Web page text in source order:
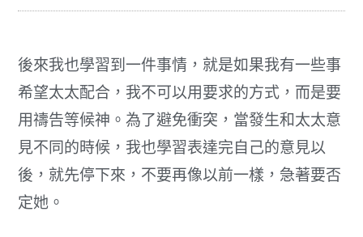
後來我也學習到一件事情，就是如果我有一些事
希望太太配合，我不可以用要求的方式，而是要
用禱告等候神。為了避免衝突，當發生和太太意
見不同的時候，我也學習表達完自己的意見以
後，就先停下來，不要再像以前一樣，急著要否
定她。